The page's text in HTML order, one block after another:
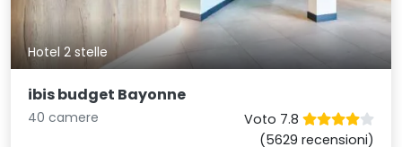
Hotel 2 stelle
ibis budget Bayonne
40 camere
Voto 7.8
(5629 recensioni)